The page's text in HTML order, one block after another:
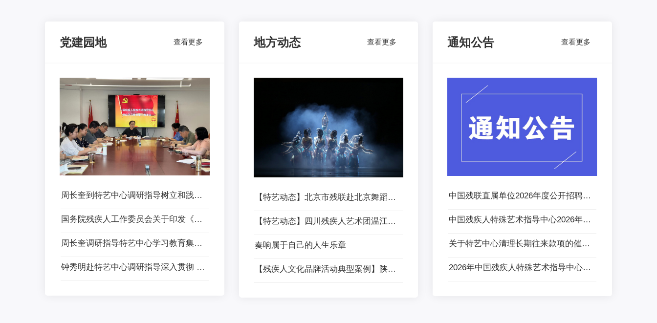
党建园地 查看更多
周长奎到特艺中心调研指导树立和践行正确政绩观学习教育
国务院残疾人工作委员会关于印发《残疾人保障和发展“十五五”规划》的通知 残工委发〔2026〕4号
周长奎调研指导特艺中心学习教育集中整治和党建督查整改工作
钟秀明赴特艺中心调研指导深入贯彻 中央八项规定精神学习教育
地方动态 查看更多
【特艺动态】北京市残联赴北京舞蹈学院调研 共探艺术赋能康复新路径
【特艺动态】四川残疾人艺术团温江路演 | 用音乐诠释生命的坚韧与美好
奏响属于自己的人生乐章
【残疾人文化品牌活动典型案例】陕西：开展残疾人作家采风活动
通知公告 查看更多
中国残联直属单位2026年度公开招聘应届高校毕业生拟聘用人员公示
中国残疾人特殊艺术指导中心2026年度公开招聘应届高校毕业生面试公告
关于特艺中心清理长期往来款项的催告公告
2026年中国残疾人特殊艺术指导中心（中国残疾人艺术团）单位预算